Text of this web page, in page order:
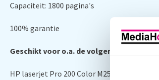
Capaciteit: 1800 pagina's
100% garantie
Geschikt voor o.a. de volgende printers:
HP laserjet Pro 200 Color M251N, HP